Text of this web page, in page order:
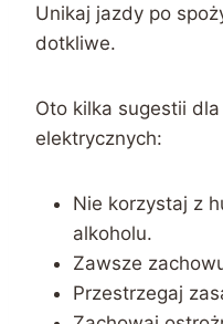
Unikaj jazdy po
dotkliwe.
Oto kilka sugestii
elektrycznych:
Nie korzystaj z
alkoholu.
Zawsze
Przestrzegaj